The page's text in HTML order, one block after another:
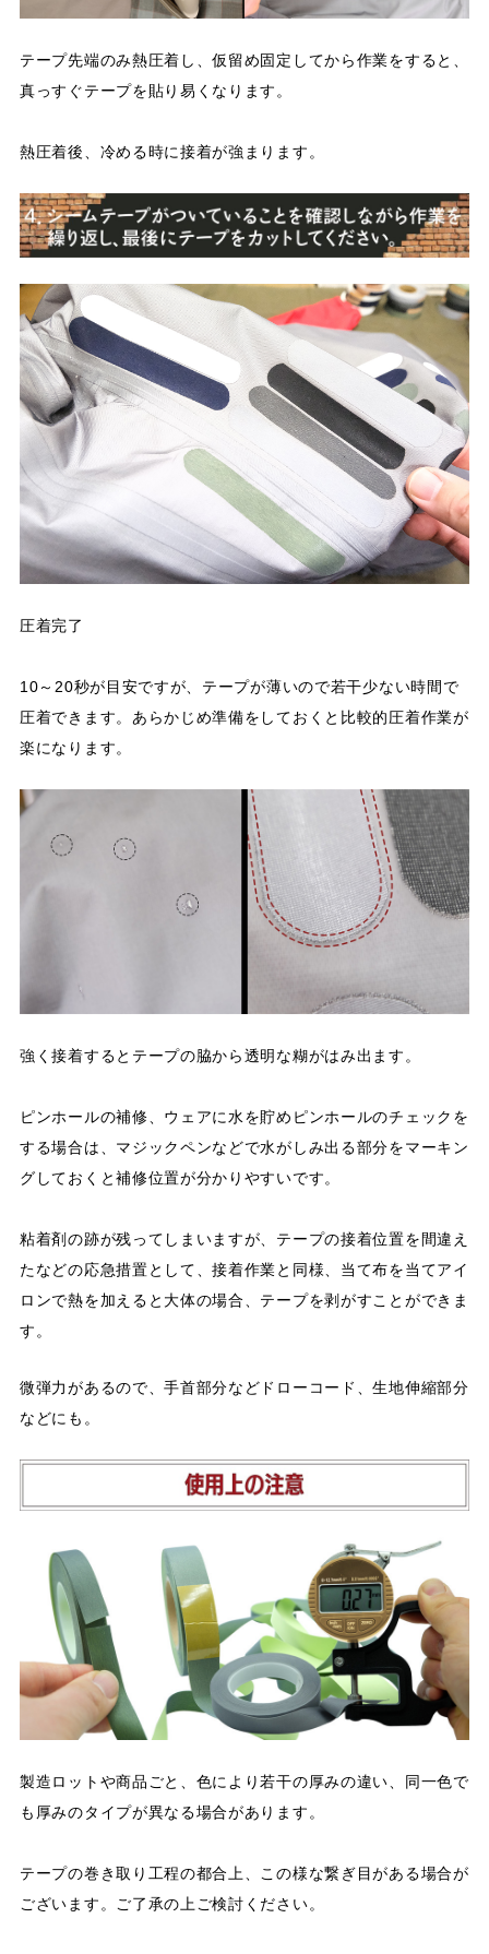
テープ先端のみ熱圧着し、仮留め固定してから作業をすると、
真っすぐテープを貼り易くなります。
熱圧着後、冷める時に接着が強まります。
圧着完了
10～20秒が目安ですが、テープが薄いので若干少ない時間で
圧着できます。あらかじめ準備をしておくと比較的圧着作業が
楽になります。
強く接着するとテープの脇から透明な糊がはみ出ます。
ピンホールの補修、ウェアに水を貯めピンホールのチェックを
する場合は、マジックペンなどで水がしみ出る部分をマーキン
グしておくと補修位置が分かりやすいです。
粘着剤の跡が残ってしまいますが、テープの接着位置を間違え
たなどの応急措置として、接着作業と同様、当て布を当てアイ
ロンで熱を加えると大体の場合、テープを剥がすことができま
す。
微弾力があるので、手首部分などドローコード、生地伸縮部分
などにも。
製造ロットや商品ごと、色により若干の厚みの違い、同一色で
も厚みのタイプが異なる場合があります。
​​​​​​​テープの巻き取り工程の都合上、この様な繋ぎ目がある場合が
ございます。ご了承の上ご検討ください。